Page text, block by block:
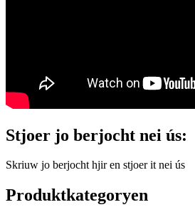
Stjoer jo berjocht nei ús:
Skriuw jo berjocht hjir en stjoer it nei ús
Produktkategoryen